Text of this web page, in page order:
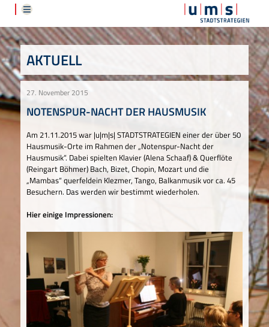
AKTUELL
27. November 2015
NOTENSPUR-NACHT DER HAUSMUSIK
Am 21.11.2015 war |u|m|s| STADTSTRATEGIEN einer der über 50
Hausmusik-Orte im Rahmen der „Notenspur-Nacht der
Hausmusik“. Dabei spielten Klavier (Alena Schaaf) & Querflöte
(Reingart Böhmer) Bach, Bizet, Chopin, Mozart und die
„Mambas“ querfeldein Klezmer, Tango, Balkanmusik vor ca. 45
Besuchern. Das werden wir bestimmt wiederholen.
Hier einige Impressionen: